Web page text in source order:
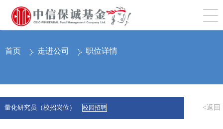
切
首页 走进公司 职位详情
量化研究员（校招岗位） 校园招聘 <返回